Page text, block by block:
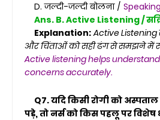
D. जल्दी-जल्दी बोलना /
Ans. B. Active Listening /
Explanation: Active
और चिंताओं को सही ढंग से समझने में
Active listening helps
concerns accurately.
Q7. यदि किसी रोगी को
पड़े, तो नर्स को किस पहलू पर विशेष